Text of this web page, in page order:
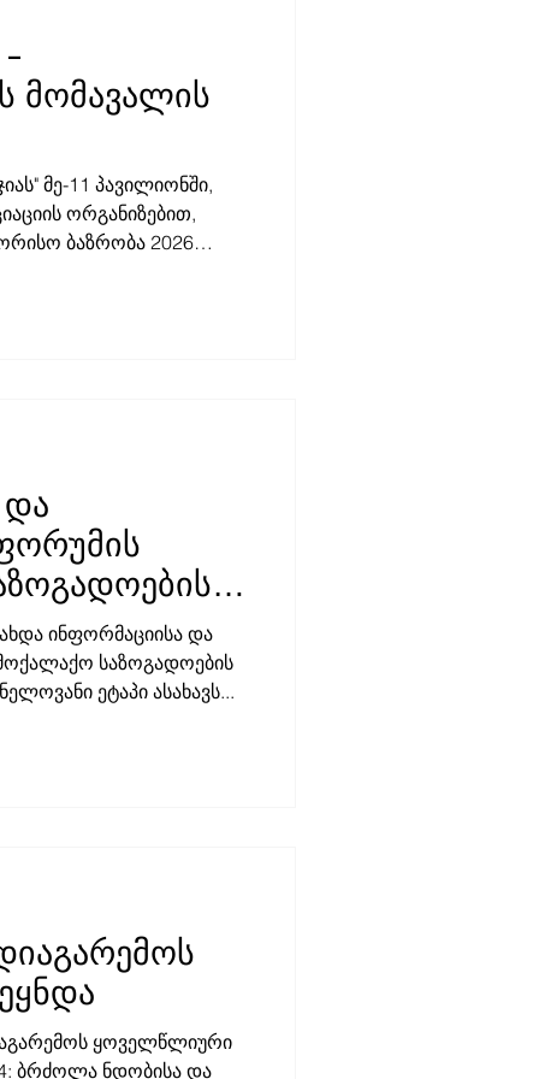
-
მომავალის
მე-11 პავილიონში,
ორგანიზებით,
ბაზრობა 2026
დამოუკიდებელი
დასახმარებლად
ინფორმაციისა და
მნიშვნელოვანი ეტაპი ასახავს...
ყოველწლიური
ბრძოლა ნდობისა და